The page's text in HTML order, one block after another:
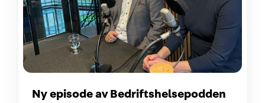
Ny episode av Bedriftshelsepodden